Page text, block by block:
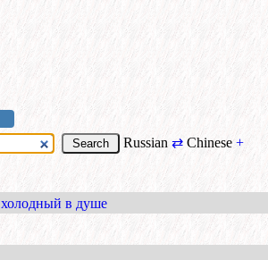
Russian ⇄ Chinese+
холодный в душе